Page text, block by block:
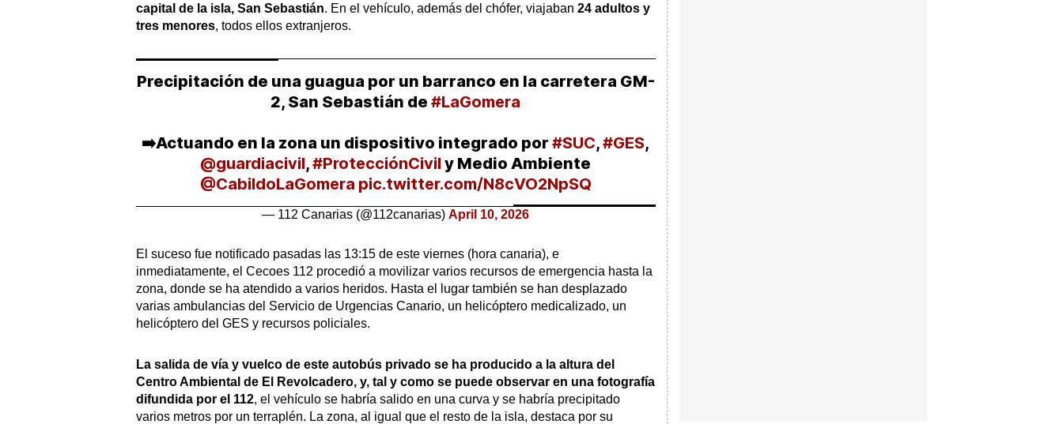
capital de la isla, San Sebastián. En el vehículo, además del chófer, viajaban 24 adultos y
tres menores, todos ellos extranjeros.
Precipitación de una guagua por un barranco en la carretera GM-
2, San Sebastián de#LaGomera
➡️Actuando en la zona un dispositivo integrado por#SUC,#GES,
@guardiacivil,#ProtecciónCivil y Medio Ambiente
@CabildoLaGomera pic.twitter.com/N8cVO2NpSQ
— 112 Canarias (@112canarias)April 10, 2026
El suceso fue notificado pasadas las 13:15 de este viernes (hora canaria), e
inmediatamente, el Cecoes 112 procedió a movilizar varios recursos de emergencia hasta la
zona, donde se ha atendido a varios heridos. Hasta el lugar también se han desplazado
varias ambulancias del Servicio de Urgencias Canario, un helicóptero medicalizado, un
helicóptero del GES y recursos policiales.
La salida de vía y vuelco de este autobús privado se ha producido a la altura del
Centro Ambiental de El Revolcadero, y, tal y como se puede observar en una fotografía
difundida por el 112, el vehículo se habría salido en una curva y se habría precipitado
varios metros por un terraplén. La zona, al igual que el resto de la isla, destaca por su